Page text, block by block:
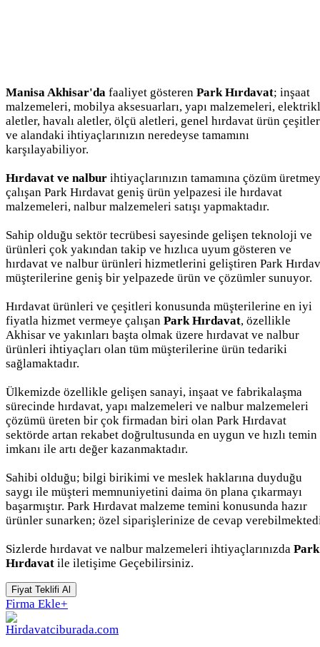
Manisa Akhisar'da faaliyet gösteren Park Hırdavat; inşaat
malzemeleri, mobilya aksesuarları, yapı malzemeleri,
aletler, havalı aletler, ölçü aletleri, genel hırdavat ürün
ve alandaki ihtiyaçlarınızın neredeyse tamamını
karşılayabiliyor.
Hırdavat ve nalbur ihtiyaçlarınızın tamamına çözüm
çalışan Park Hırdavat geniş ürün yelpazesi ile hırdavat
malzemeleri, nalbur malzemeleri satışı yapmaktadır.
Sahip olduğu sektör tecrübesi sayesinde gelişen teknoloji ve
ürünleri çok yakından takip ve hızlıca uyum gösteren ve
hırdavat ve nalbur ürünleri hizmetlerini geliştiren Park
müşterilerine geniş bir yelpazede ürün ve çözümler sunuyor.
Hırdavat ürünleri ve çeşitleri konusunda müşterilerine en iyi
fiyatla hizmet vermeye çalışan Park Hırdavat, özellikle
Akhisar ve yakınları başta olmak üzere hırdavat ve nalbur
ürünleri ihtiyaçları olan tüm müşterilerine ürün tedariki
sağlamaktadır.
Ülkemizde özellikle gelişen sanayi, inşaat ve fabrikalaşma
sürecinde hırdavat, yapı malzemeleri ve nalbur malzemeleri
çözümü üreten bir çok firmadan biri olan Park Hırdavat
sektörde artan rekabet doğrultusunda en uygun ve hızlı temin
imkanı ile artı değer kazanmaktadır.
Sahibi olduğu; bilgi birikimi ve meslek haklarına duyduğu
saygı ile müşteri memnuniyetini daima ön plana çıkarmayı
başarmıştır. Park Hırdavat malzeme temini konusunda hazır
ürünler sunarken; özel siparişlerinize de cevap
Sizlerde hırdavat ve nalbur malzemeleri ihtiyaçlarınızda Park
Hırdavat ile iletişime Geçebilirsiniz.
Fiyat Teklifi Al
Firma Ekle+